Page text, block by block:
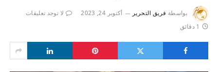
بواسطة فريق التحرير أكتوبر 24, 2023
لا توجد تعليقات
1 دقائق